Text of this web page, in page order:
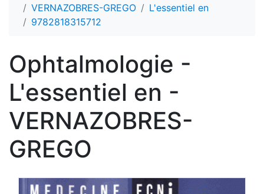
VERNAZOBRES-GREGO
L'essentiel en
9782818315712
Ophtalmologie -
L'essentiel en -
VERNAZOBRES-
GREGO